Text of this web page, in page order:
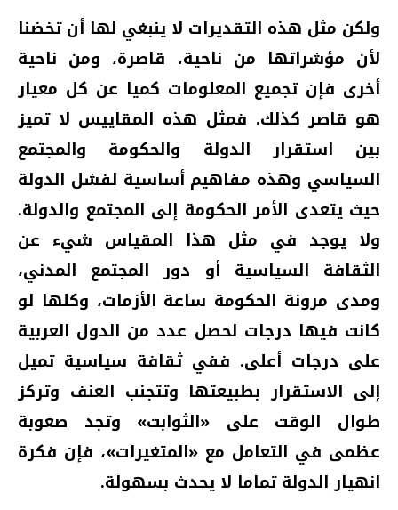
ولكن مثل هذه التقديرات لا ينبغي لها أن تخضنا
لأن مؤشراتها من ناحية، قاصرة، ومن ناحية
أخرى فإن تجميع المعلومات كميا عن كل معيار
هو قاصر كذلك. فمثل هذه المقاييس لا تميز
بين استقرار الدولة والحكومة والمجتمع
السياسي وهذه مفاهيم أساسية لفشل الدولة
حيث يتعدى الأمر الحكومة إلى المجتمع والدولة.
ولا يوجد في مثل هذا المقياس شيء عن
الثقافة السياسية أو دور المجتمع المدني،
ومدى مرونة الحكومة ساعة الأزمات، وكلها لو
كانت فيها درجات لحصل عدد من الدول العربية
على درجات أعلى. ففي ثقافة سياسية تميل
إلى الاستقرار بطبيعتها وتتجنب العنف وتركز
طوال الوقت على «الثوابت» وتجد صعوبة
عظمى في التعامل مع «المتغيرات»، فإن فكرة
انهيار الدولة تماما لا يحدث بسهولة.